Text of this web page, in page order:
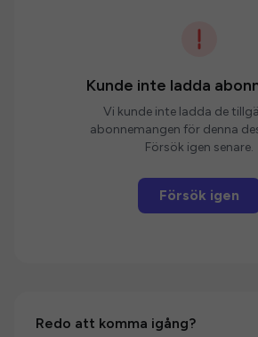
Kunde inte ladda
Vi kunde inte ladda de
abonnemangen för denna
Försök igen senare.
Försök igen
Redo att komma igång?